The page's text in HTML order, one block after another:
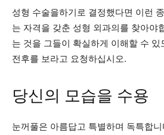
성형 수술을하기로 결정했다면 이런
는 자격을 갖춘 성형 외과의를 찾아야
는 것을 그들이 확실하게 이해할 수 있
전후를 보라고 요청하십시오.
당신의 모습을 수용
눈꺼풀은 아름답고 특별하며 독특합